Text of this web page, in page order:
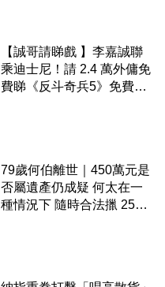
【誠哥請睇戲 】李嘉誠聯
乘迪士尼！請 2.4 萬外傭免
費睇《反斗奇兵5》免費包
79歲何伯離世｜450萬元是
否屬遺產仍成疑 何太在一
種情況下 隨時合法擸 250